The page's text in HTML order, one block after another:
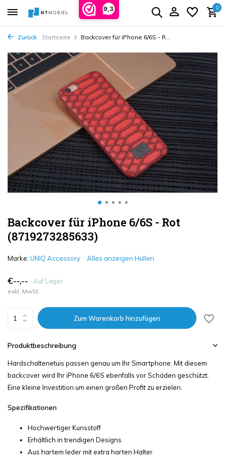
9,3 0
Zurück Startseite Backcover für iPhone 6/6S - R...
Backcover für iPhone 6/6S - Rot
(8719273285633)
Marke: UNIQ Accessory Alles anzeigen Hullen
€--,-- Auf Lager
exkl. MwSt.
Zum Warenkorb hinzufügen
Produktbeschreibung
Hardschaltenetuis passen genau um Ihr Smartphone. Mit diesem
backcover wird Ihr iPhone 6/6S ebenfalls vor Schäden geschützt.
Eine kleine Investition um einen großen Profit zu erzielen.
Spezifikationen
Hochwertiger Kunsstoff
Erhältlich in trendigen Designs
Aus hartem leder mit extra harten Halter